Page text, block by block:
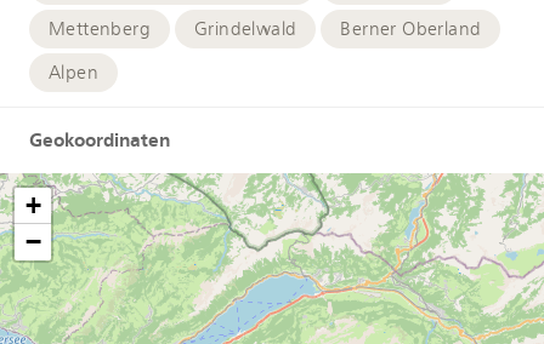
Mettenberg
Grindelwald
Berner Oberland
Alpen
Geokoordinaten
+
−